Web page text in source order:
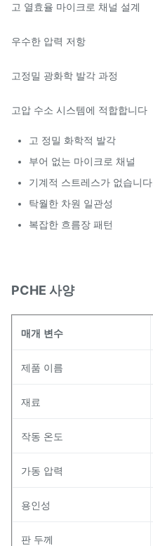
고 열효율 마이크로 채널 설계
우수한 압력 저항
고정밀 광화학 발각 과정
고압 수소 시스템에 적합합니다
고 정밀 화학적 발각
부어 없는 마이크로 채널
기계적 스트레스가 없습니다.
탁월한 차원 일관성
복잡한 흐름장 패턴
PCHE 사양
매개 변수
제품 이름
재료
작동 온도
가동 압력
용인성
판 두께